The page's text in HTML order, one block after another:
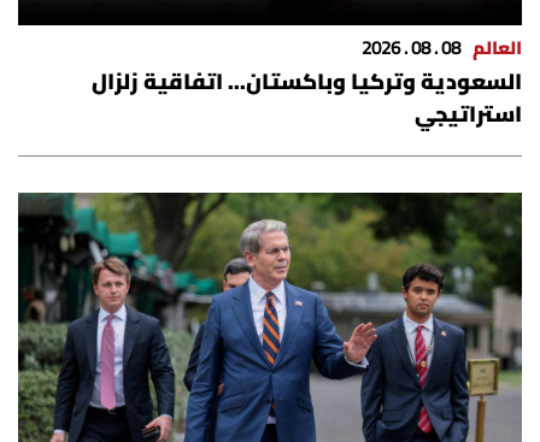
العالم 08 . 08 . 2026
السعودية وتركيا وباكستان... اتفاقية زلزال
استراتيجي